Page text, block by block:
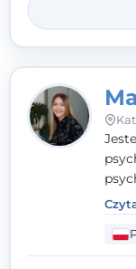
jest